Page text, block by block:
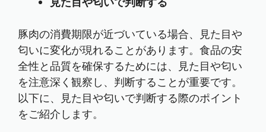
豚肉の消費期限が近づいている場合、見た目や
匂いに変化が現れることがあります。食品の安
全性と品質を確保するためには、見た目や匂い
を注意深く観察し、判断することが重要です。
以下に、見た目や匂いで判断する際のポイント
をご紹介します。